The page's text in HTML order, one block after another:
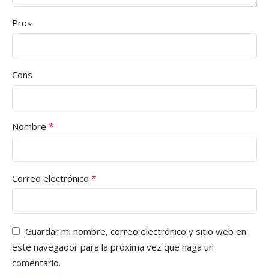
Pros
Cons
Nombre *
Correo electrónico *
Guardar mi nombre, correo electrónico y sitio web en
este navegador para la próxima vez que haga un
comentario.